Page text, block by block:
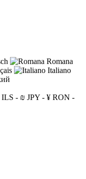
Romana
Italiano
ILS - ₪ JPY - ¥ RON -